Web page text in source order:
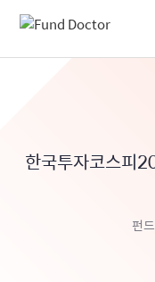
한국투자코스피
펀